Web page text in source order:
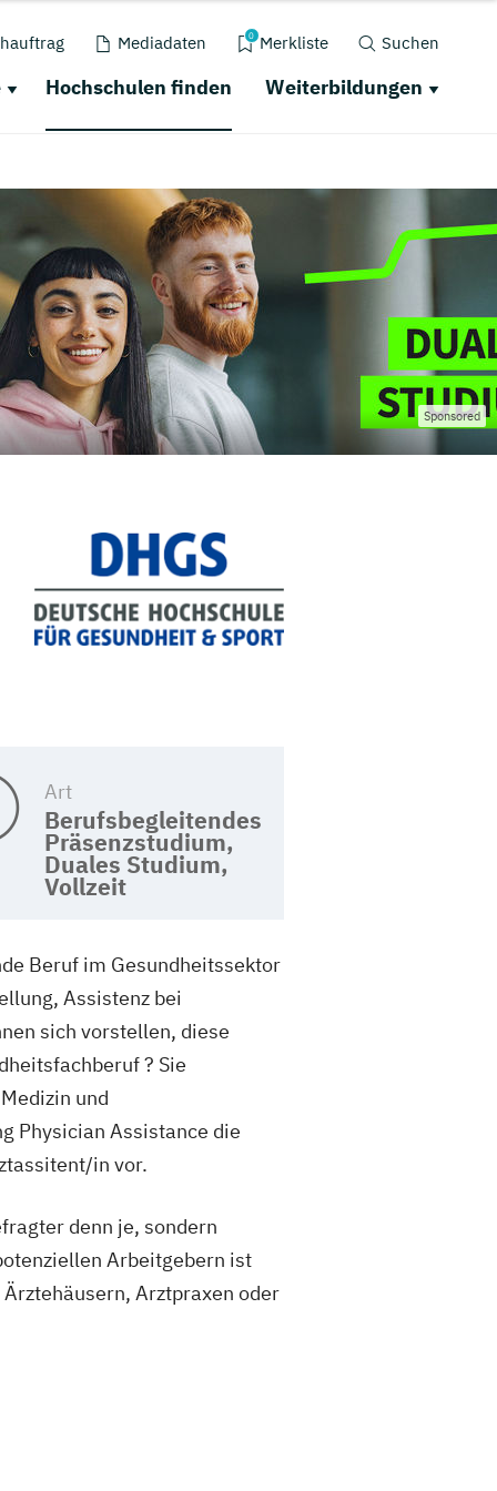
Mediadaten 0 Merkliste Suchen
Hochschulen finden Weiterbildungen
Sponsored
Art
Berufsbegleitendes
Präsenzstudium,
Duales Studium,
Vollzeit
Beruf im Gesundheitssektor
Assistenz bei
sich vorstellen, diese
? Sie
und
Physician Assistance die
in vor.
denn je, sondern
Arbeitgebern ist
Arztpraxen oder